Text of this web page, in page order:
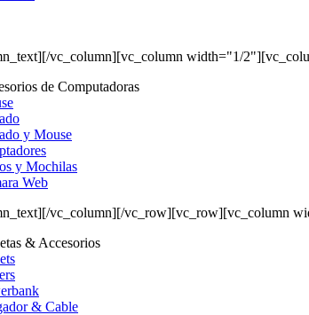
vc_column][vc_column width="1/
de Computadoras
y Mouse
y Mochilas
Web
vc_column][/vc_row][vc_row][vc_column
& Accesorios
& Cable